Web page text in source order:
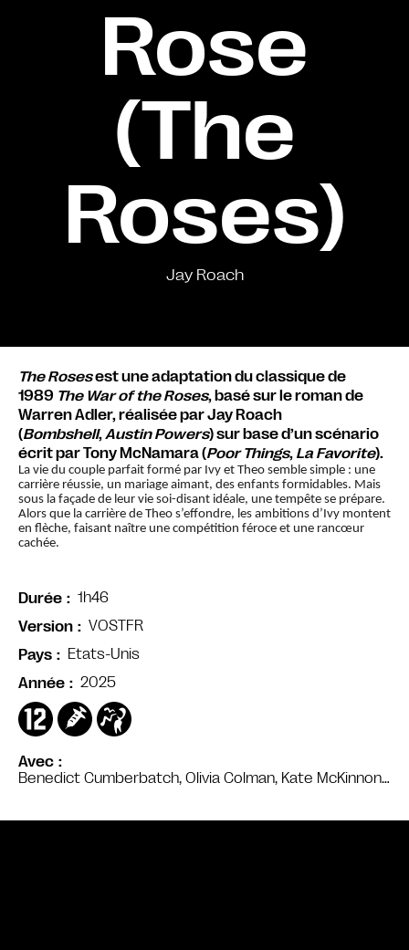
Rose
(The
Roses)
Jay Roach
Avec
Benedict Cumberbatch, Olivia Colman, Kate McKinnon…
The Rosesest une adaptation du classique de
1989 The War of the Roses, basé sur le roman de
Warren Adler, réalisée par Jay Roach
(Bombshell,Austin Powers) sur base d’un scénario
écrit par Tony McNamara (Poor Things, La Favorite).
La vie du couple parfait formé par Ivy et Theo semble simple : une
carrière réussie, un mariage aimant, des enfants formidables. Mais
sous la façade de leur vie soi-disant idéale, une tempête se prépare.
Alors que la carrière de Theo s’effondre, les ambitions d’Ivy montent
en flèche, faisant naître une compétition féroce et une rancœur
cachée.
Durée
1h46
Version
VOSTFR
Pays
Etats-Unis
Année
2025